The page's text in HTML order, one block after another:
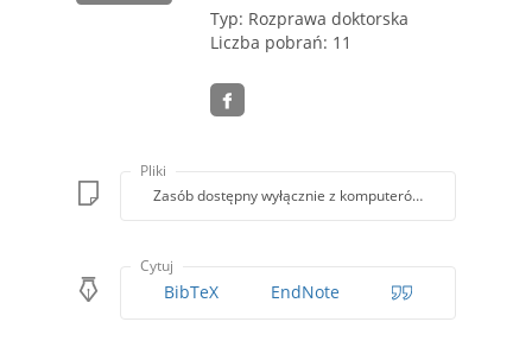
Typ: Rozprawa doktorska
Liczba pobrań: 11
Pliki
Zasób dostępny wyłącznie z komputerów Biblioteki PK
Cytuj
BibTeX EndNote